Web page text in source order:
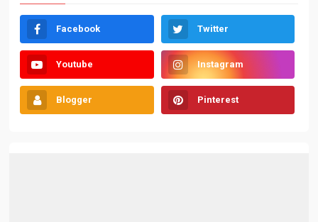
Facebook Twitter
Youtube Instagram
Blogger Pinterest